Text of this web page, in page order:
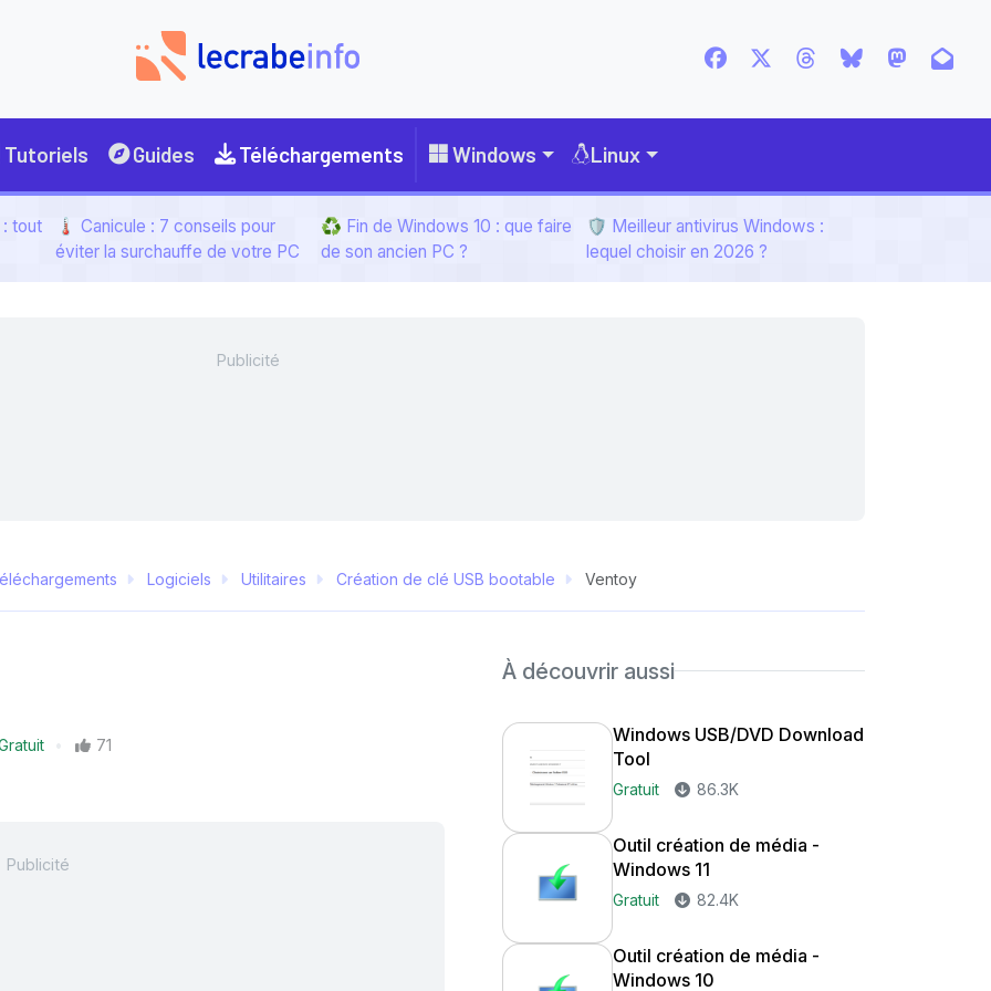
Tutoriels Guides Téléchargements Windows Linux
tout
🌡️ Canicule : 7 conseils pour
éviter la surchauffe de votre PC
♻️ Fin de Windows 10 : que faire
de son ancien PC ?
🛡️ Meilleur antivirus Windows :
lequel choisir en 2026 ?
Logiciels Utilitaires Création de clé USB bootable Ventoy
71
À découvrir aussi
Windows USB/DVD Download
Tool
Gratuit 86.3K
Outil création de média -
Windows 11
Gratuit 82.4K
Outil création de média -
Windows 10